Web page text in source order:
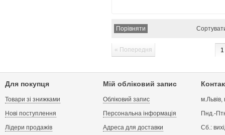
« Попередня 1
Для покупця
Товари зі знижками
Нові поступлення
Лідери продажів
Мій обліковий запис
Обліковий запис
Персональна інформація
Адреса для доставки
Пнд.-
Сб.: